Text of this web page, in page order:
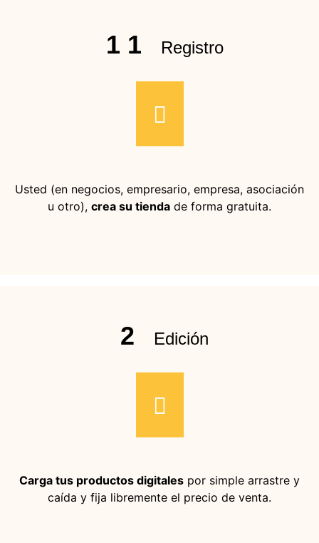
1 1 Registro
Usted (en negocios, empresario, empresa, asociación
u otro), crea su tienda de forma gratuita.
2 Edición
Carga tus productos digitales por simple arrastre y
caída y fija libremente el precio de venta.